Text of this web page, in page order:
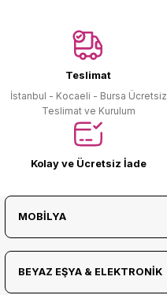
Teslimat
İstanbul - Kocaeli - Bursa Ücretsiz
Teslimat ve Kurulum
Kolay ve Ücretsiz İade
MOBİLYA
BEYAZ EŞYA & ELEKTRONİK